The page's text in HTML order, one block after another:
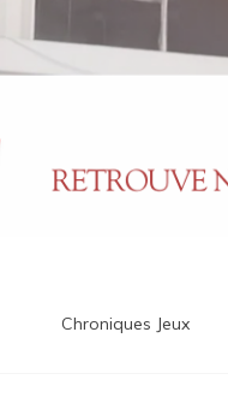
Chroniques Jeux